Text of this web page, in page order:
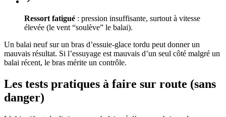
Ressort fatigué : pression insuffisante, surtout à vitesse
élevée (le vent “soulève” le balai).
Un balai neuf sur un bras d’essuie-glace tordu peut donner un
mauvais résultat. Si l’essuyage est mauvais d’un seul côté malgré un
balai récent, le bras mérite un contrôle.
Les tests pratiques à faire sur route (sans
danger)